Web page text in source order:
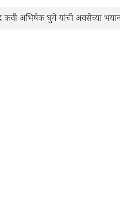
अभिषेक घुगे यांची अवसेच्या भयान